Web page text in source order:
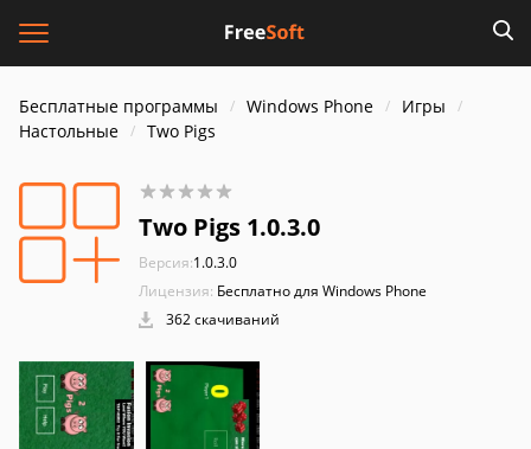
Бесплатные программы Windows Phone
Игры
Настольные
Two Pigs
Two Pigs 1.0.3.0
Версия:1.0.3.0
Лицензия: Бесплатно для Windows Phone
362 скачиваний